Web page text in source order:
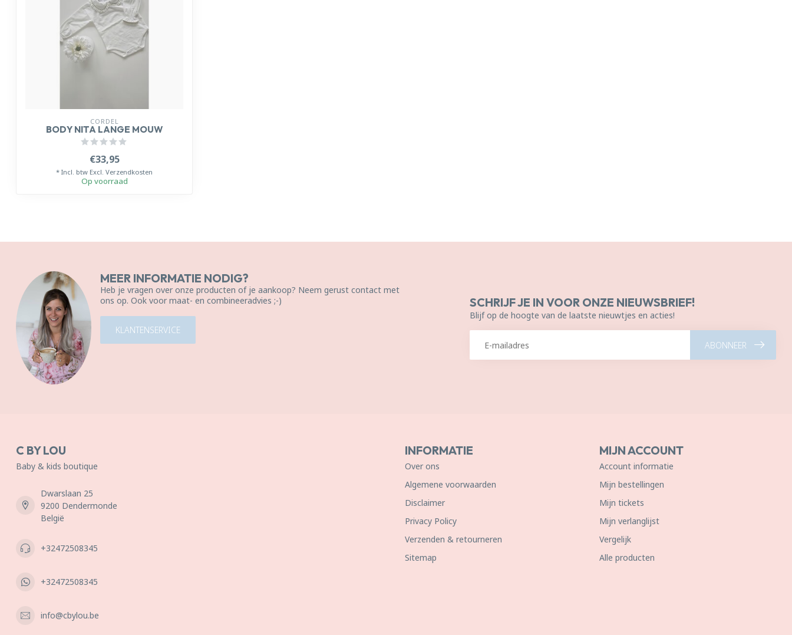
CORDEL
BODY NITA LANGE MOUW
€33,95
* Incl. btw Excl. Verzendkosten
Op voorraad
MEER INFORMATIE NODIG?
Heb je vragen over onze producten of je aankoop? Neem gerust contact met
ons op. Ook voor maat- en combineeradvies ;-)
KLANTENSERVICE
SCHRIJF JE IN VOOR ONZE NIEUWSBRIEF!
Blijf op de hoogte van de laatste nieuwtjes en acties!
ABONNEER
C BY LOU
Baby & kids boutique
Dwarslaan 25
9200 Dendermonde
België
+32472508345
+32472508345
info@cbylou.be
INFORMATIE
Over ons
Algemene voorwaarden
Disclaimer
Privacy Policy
Verzenden & retourneren
Sitemap
MIJN ACCOUNT
Account informatie
Mijn bestellingen
Mijn tickets
Mijn verlanglijst
Vergelijk
Alle producten